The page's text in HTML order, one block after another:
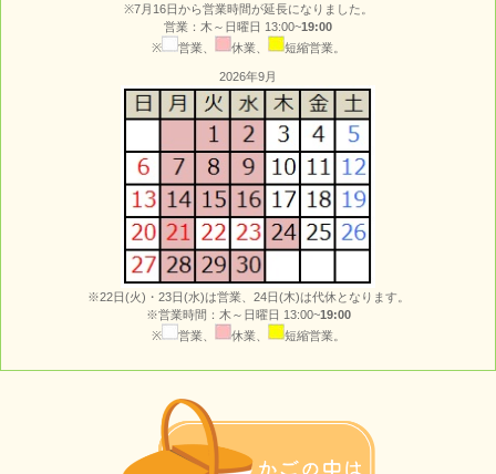
※7月16日から営業時間が延長になりました。
営業：木～日曜日 13:00~19:00
※
営業、 休業、 短縮営業。
2026年9月
※22日(火)・23日(水)は営業、24日(木)は代休となります。
※営業時間：木～日曜日 13:00~19:00
※
営業、 休業、 短縮営業。